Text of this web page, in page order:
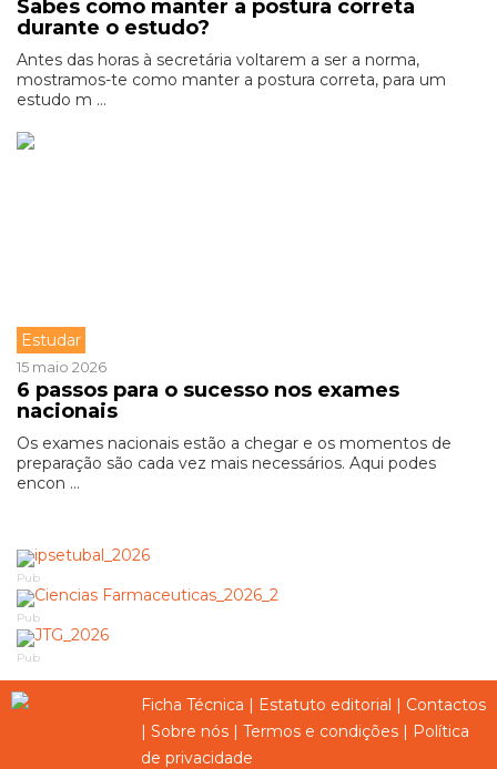
Sabes como manter a postura correta
durante o estudo?
Antes das horas à secretária voltarem a ser a norma,
mostramos-te como manter a postura correta, para um
estudo m ...
Estudar
15 maio 2026
6 passos para o sucesso nos exames
nacionais
Os exames nacionais estão a chegar e os momentos de
preparação são cada vez mais necessários. Aqui podes
encon ...
Pub
Pub
Pub
Ficha Técnica | Estatuto editorial | Contactos
| Sobre nós | Termos e condições | Política
de privacidade